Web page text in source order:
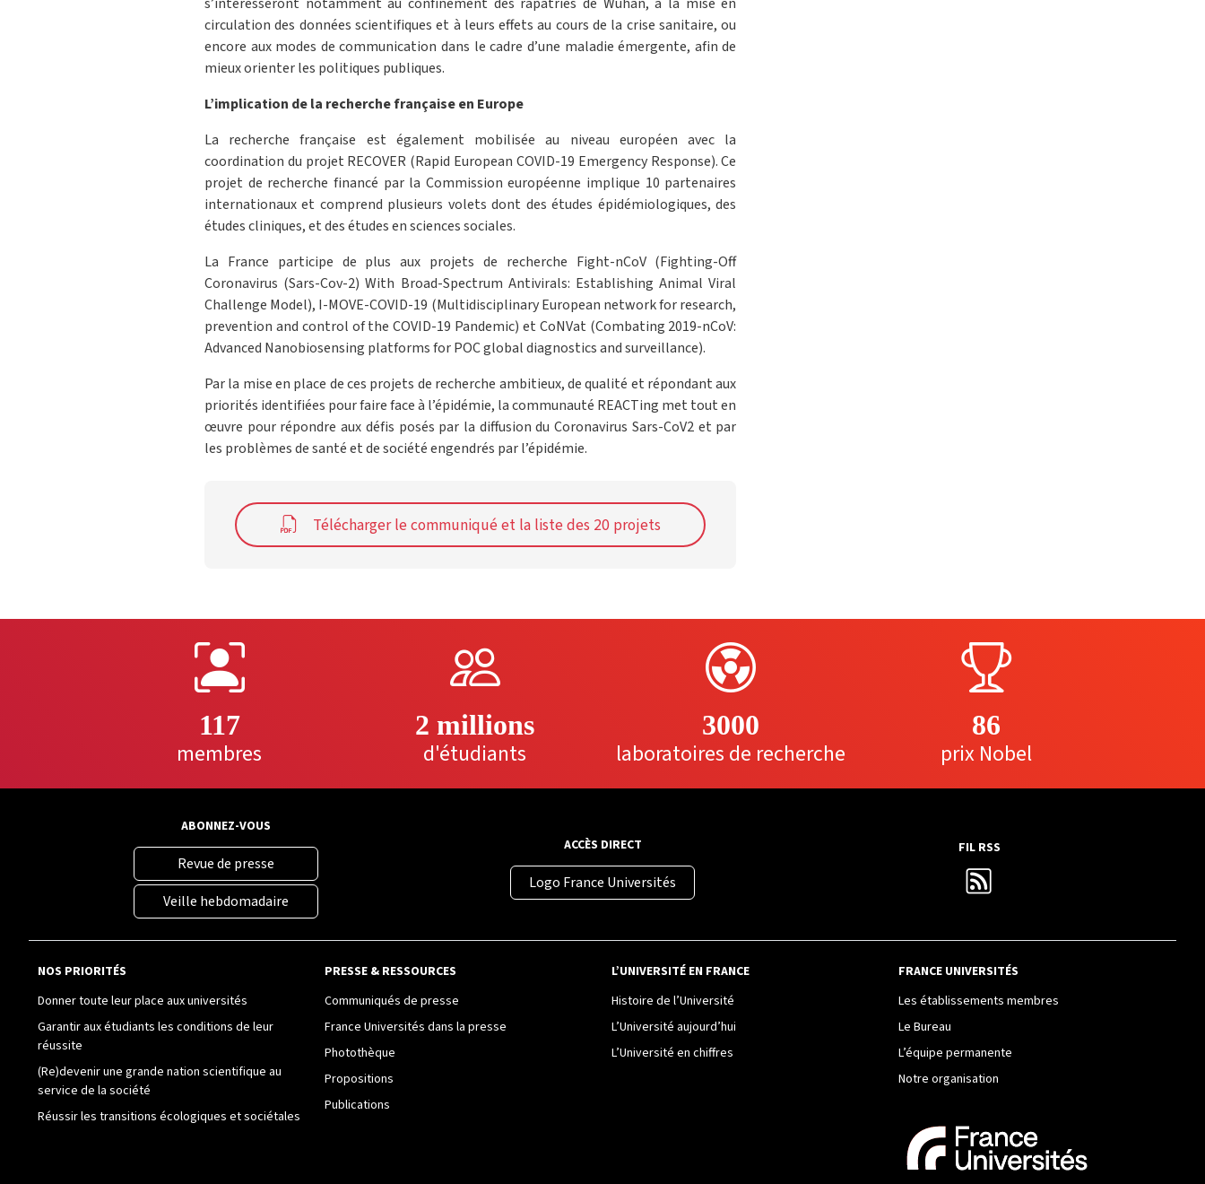
circulation des données scientifiques et à leurs effets au cours de la crise sanitaire, ou
encore aux modes de communication dans le cadre d’une maladie émergente, afin de
mieux orienter les politiques publiques.
L’implication de la recherche française en Europe
La recherche française est également mobilisée au niveau européen avec la
coordination du projet RECOVER (Rapid European COVID-19 Emergency Response). Ce
projet de recherche financé par la Commission européenne implique 10 partenaires
internationaux et comprend plusieurs volets dont des études épidémiologiques, des
études cliniques, et des études en sciences sociales.
La France participe de plus aux projets de recherche Fight-nCoV (Fighting-Off
Coronavirus (Sars-Cov-2) With Broad-Spectrum Antivirals: Establishing Animal Viral
Challenge Model), I-MOVE-COVID-19 (Multidisciplinary European network for research,
prevention and control of the COVID-19 Pandemic) et CoNVat (Combating 2019-nCoV:
Advanced Nanobiosensing platforms for POC global diagnostics and surveillance).
Par la mise en place de ces projets de recherche ambitieux, de qualité et répondant aux
priorités identifiées pour faire face à l’épidémie, la communauté REACTing met tout en
œuvre pour répondre aux défis posés par la diffusion du Coronavirus Sars-CoV2 et par
les problèmes de santé et de société engendrés par l’épidémie.
Télécharger le communiqué et la liste des 20 projets
117
membres
2 millions
d'étudiants
3000
laboratoires de recherche
86
prix Nobel
ABONNEZ-VOUS
Revue de presse
Veille hebdomadaire
ACCÈS DIRECT
Logo France Universités
FIL RSS
NOS PRIORITÉS
Donner toute leur place aux universités
Garantir aux étudiants les conditions de leur
réussite
(Re)devenir une grande nation scientifique au
service de la société
Réussir les transitions écologiques et sociétales
PRESSE & RESSOURCES
Communiqués de presse
France Universités dans la presse
Photothèque
Propositions
Publications
L’UNIVERSITÉ EN FRANCE
Histoire de l’Université
L’Université aujourd’hui
L’Université en chiffres
FRANCE UNIVERSITÉS
Les établissements membres
Le Bureau
L’équipe permanente
Notre organisation